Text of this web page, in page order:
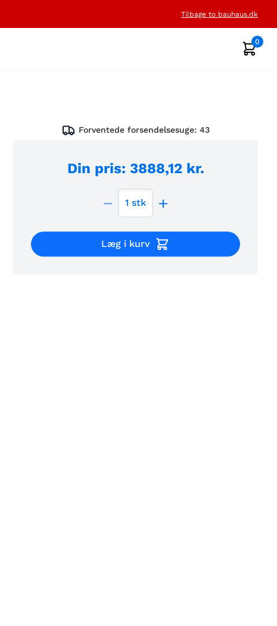
Tilbage to bauhaus.dk
0
Forventede forsendelsesuge: 43
Din pris: 3888,12 kr.
1 stk
Læg i kurv